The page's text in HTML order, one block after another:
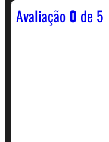
Avaliação0 de 5